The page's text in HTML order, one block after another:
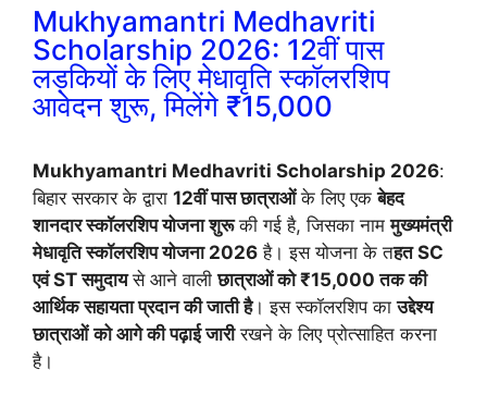
Mukhyamantri Medhavriti
Scholarship 2026: 12वीं पास
लड़कियों के लिए मेधावृति स्कॉलरशिप
आवेदन शुरू, मिलेंगे ₹15,000
Mukhyamantri Medhavriti Scholarship 2026:
बिहार सरकार के द्वारा 12वीं पास छात्राओंके लिए एकबेहद
शानदार स्कॉलरशिप योजना शुरूकी गई है, जिसका नाममुख्यमंत्री
मेधावृति स्कॉलरशिप योजना 2026 है। इस योजना के तहत SC
एवं ST समुदायसे आने वालीछात्राओं को ₹15,000 तक की
आर्थिक सहायता प्रदान की जाती है। इस स्कॉलरशिप काउद्देश्य
छात्राओं को आगे की पढ़ाई जारीरखने के लिए प्रोत्साहित करना
है।